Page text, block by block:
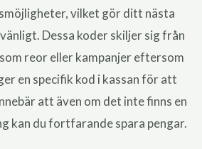
vilket gör ditt nästa
Dessa koder skiljer sig från
reor eller kampanjer eftersom
en specifik kod i kassan för att
att även om det inte finns en
kan du fortfarande spara pengar.